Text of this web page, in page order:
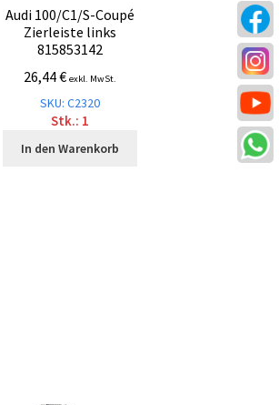
Audi 100/C1/S-Coupé
Zierleiste links
815853142
26,44€ exkl. MwSt.
SKU: C2320
Stk.: 1
In den Warenkorb